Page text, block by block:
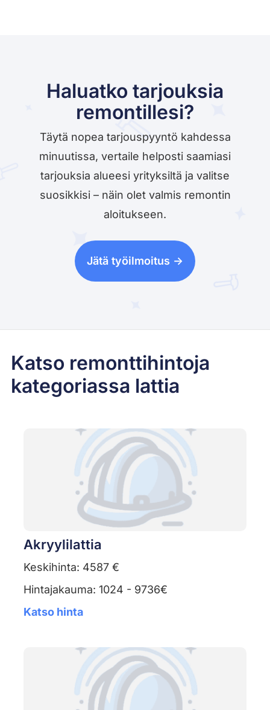
Haluatko tarjouksia
remontillesi?
Täytä nopea tarjouspyyntö kahdessa
minuutissa, vertaile helposti saamiasi
tarjouksia alueesi yrityksiltä ja valitse
suosikkisi – näin olet valmis remontin
aloitukseen.
Jätä työilmoitus ->
Katso remonttihintoja
kategoriassa lattia
Akryylilattia
Keskihinta: 4587 €
Hintajakauma: 1024 - 9736€
Katso hinta